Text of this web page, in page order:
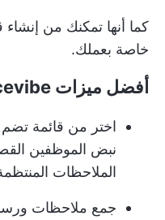
كما أنها تمكنك من
خاصة بعملك.
أفضل ميزات
نبض الموظفين
الملاحظات
جمع ملاحظات